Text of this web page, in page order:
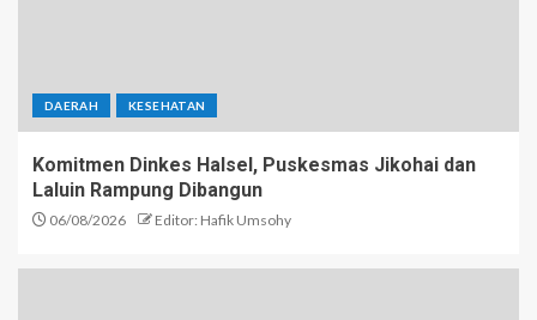
DAERAH KESEHATAN
Komitmen Dinkes Halsel, Puskesmas Jikohai dan
Laluin Rampung Dibangun
06/08/2026 Editor: Hafik Umsohy